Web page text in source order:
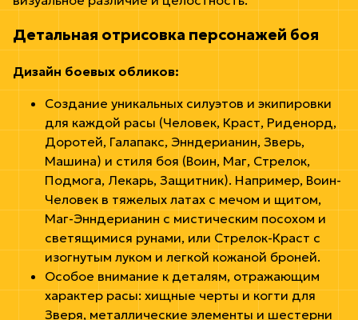
Детальная отрисовка персонажей боя
Дизайн боевых обликов:
Создание уникальных силуэтов и экипировки
для каждой расы (Человек, Краст, Риденорд,
Доротей, Галапакс, Энндерианин, Зверь,
Машина) и стиля боя (Воин, Маг, Стрелок,
Подмога, Лекарь, Защитник). Например, Воин-
Человек в тяжелых латах с мечом и щитом,
Маг-Энндерианин с мистическим посохом и
светящимися рунами, или Стрелок-Краст с
изогнутым луком и легкой кожаной броней.
Особое внимание к деталям, отражающим
характер расы: хищные черты и когти для
Зверя, металлические элементы и шестерни